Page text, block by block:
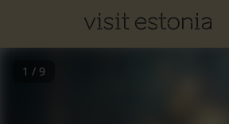
1 / 9